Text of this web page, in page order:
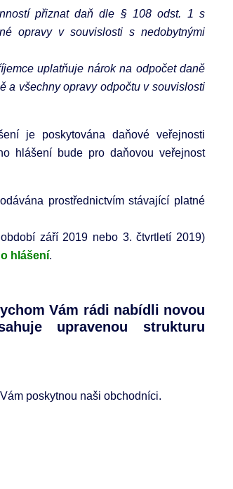
přiznat daň dle § 108 odst. 1 s
opravy v souvislosti s nedobytnými
uplatňuje nárok na odpočet daně
a všechny opravy odpočtu v souvislosti
je poskytována daňové veřejnosti
hlášení bude pro daňovou veřejnost
prostřednictvím stávající platné
září 2019 nebo 3. čtvrtletí 2019)
hlášení.
Vám rádi nabídli novou
upravenou strukturu
Vám poskytnou naši obchodníci.